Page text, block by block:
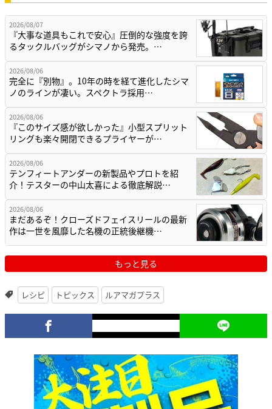
2026/08/07
『大事な道具もこれで安心』圧倒的な強度を誇
るタックルバッグがシマノから発売。…
2026/08/06
完全に『別物』。10年の時を経て進化したシマ
ノのラインが凄い。スペクトラ採用…
2026/08/06
『このサイズ感が欲しかった』小型スプリット
リングも楽々開閉できるプライヤーが…
2026/08/06
テンフィートアンダーの新製品やプロトを紹
介！テスターの中山太喜による徹底解説…
2026/08/06
まだあるぞ！クローズドフェイスリールの最新
作は一世を風靡した名機の正統後継機…
もっと見る
レシピ トピックス ルアマガプラス